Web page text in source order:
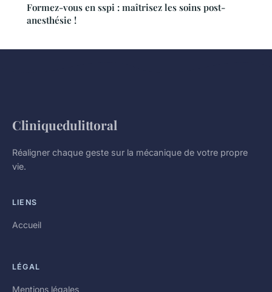
Formez-vous en sspi : maîtrisez les soins post-
anesthésie !
Cliniquedulittoral
Réaligner chaque geste sur la mécanique de votre propre
vie.
LIENS
Accueil
LÉGAL
Mentions légales